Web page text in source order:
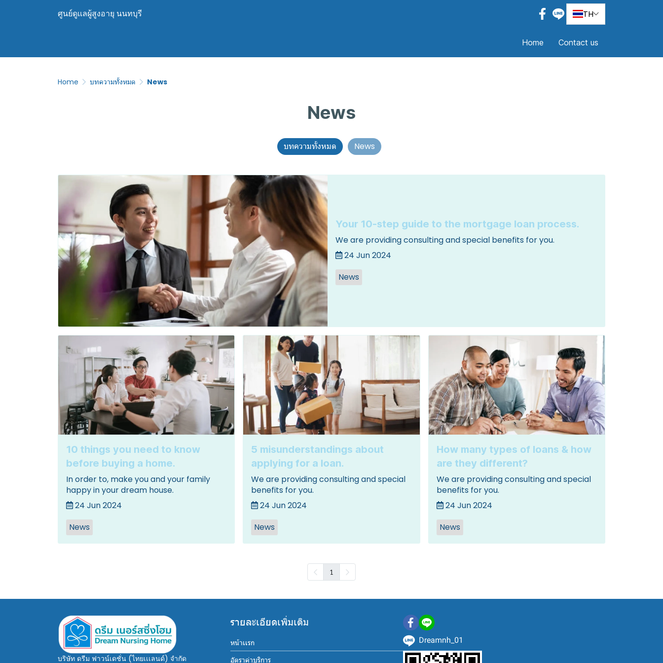
ศูนย์ดูเเลผู้สูงอายุ นนทบุรี TH
Home Contact us
Home บทความทั้งหมด News
News
บทความทั้งหมด News
Your 10-step guide to the mortgage loan process.
We are providing consulting and special benefits for you.
24 Jun 2024
News
10 things you need to know
before buying a home.
In order to, make you and your family
happy in your dream house.
24 Jun 2024
News
5 misunderstandings about
applying for a loan.
We are providing consulting and special
benefits for you.
24 Jun 2024
News
How many types of loans & how
are they different?
We are providing consulting and special
benefits for you.
24 Jun 2024
News
1
บริษัท ดรีม ฟาวน์เดชั่น (ไทยเเเลนด์) จำกัด
รายละเอียดเพิ่มเติม
หน้าเเรก
อัตราค่าบริการ
Dreamnh_01